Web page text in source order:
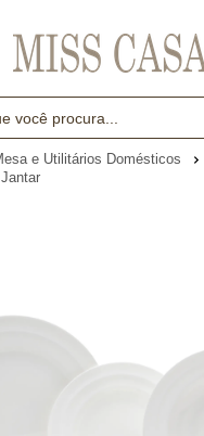
e Utilitários Domésticos